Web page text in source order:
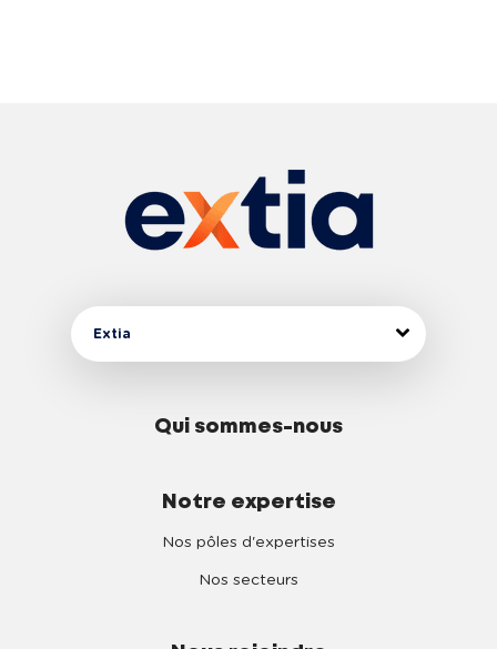
Extia
Qui sommes-nous
Notre expertise
Nos pôles d'expertises
Nos secteurs